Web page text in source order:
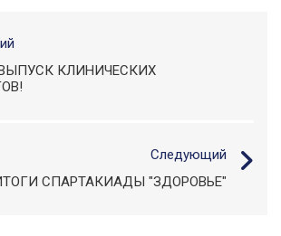
КЛИНИЧЕСКИХ
Следующий
СПАРТАКИАДЫ "ЗДОРОВЬЕ"